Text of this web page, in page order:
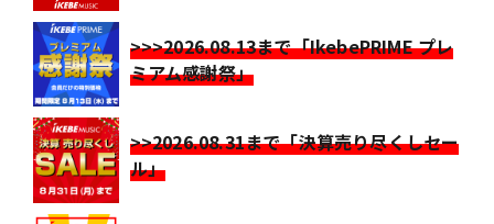
>>>2026.08.13まで「IkebePRIME プレ
ミアム感謝祭」
>>2026.08.31まで「決算売り尽くしセー
ル」